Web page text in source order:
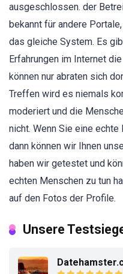
ausgeschlossen. der
bekannt für andere
das gleiche System. Es
Erfahrungen im Internet
können nur abraten sich
Treffen wird es niemals
moderiert und die
nicht. Wenn Sie eine
dann können wir Ihnen
haben wir getestet und
echten Menschen zu tun
auf den Fotos der Profile.
Unsere